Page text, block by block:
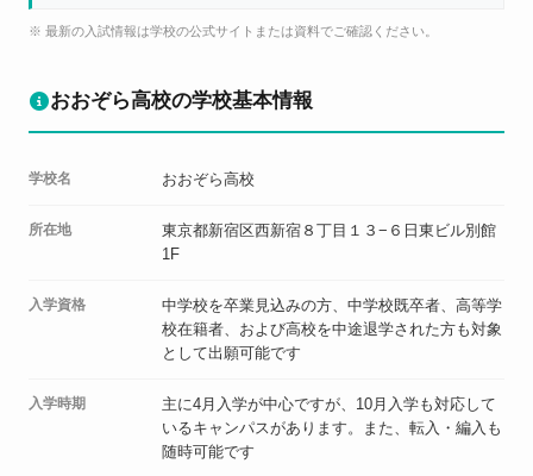
※ 最新の入試情報は学校の公式サイトまたは資料でご確認ください。
おおぞら高校の学校基本情報
学校名 おおぞら高校
所在地
東京都新宿区西新宿８丁目１３−６日東ビル別館
1F
入学資格
中学校を卒業見込みの方、中学校既卒者、高等学
校在籍者、および高校を中途退学された方も対象
として出願可能です
入学時期
主に4月入学が中心ですが、10月入学も対応して
いるキャンパスがあります。また、転入・編入も
随時可能です